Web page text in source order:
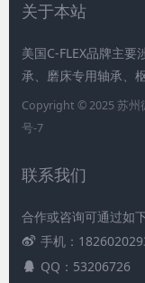
关于本站
美国C-FLEX品牌主
承、磨床专用轴承、
Copyright © 2025 苏州
号-7
联系我们
合作或咨询可通过如
手机：
QQ：53206726